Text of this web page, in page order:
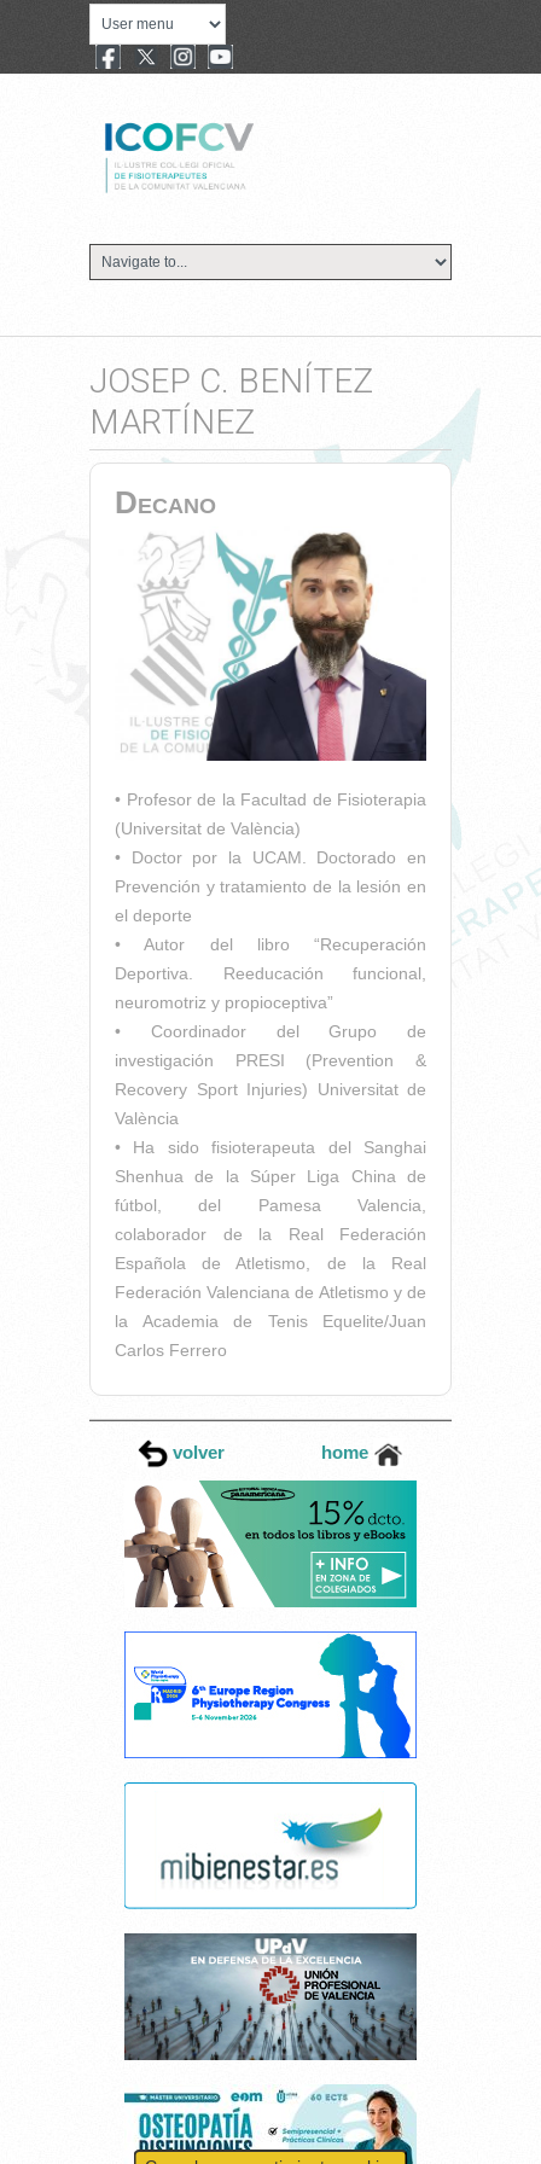
JOSEP C. BENÍTEZ
MARTÍNEZ
Decano
• Profesor de la Facultad de Fisioterapia
(Universitat de València)
• Doctor por la UCAM. Doctorado en
Prevención y tratamiento de la lesión en
el deporte
• Autor del libro “Recuperación
Deportiva. Reeducación funcional,
neuromotriz y propioceptiva”
• Coordinador del Grupo de
investigación PRESI (Prevention &
Recovery Sport Injuries) Universitat de
València
• Ha sido fisioterapeuta del Sanghai
Shenhua de la Súper Liga China de
fútbol, del Pamesa Valencia,
colaborador de la Real Federación
Española de Atletismo, de la Real
Federación Valenciana de Atletismo y de
la Academia de Tenis Equelite/Juan
Carlos Ferrero
volver home
Cancelar consentimiento cookies
Esta página web usa cookies.